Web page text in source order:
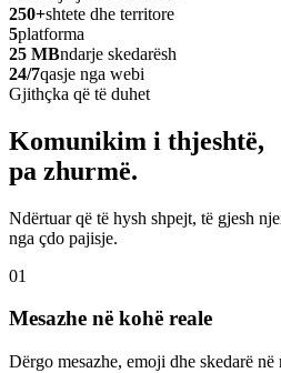
250+shtete dhe territore
5platforma
25 MBndarje skedarësh
24/7qasje nga webi
Gjithçka që të duhet
Komunikim i thjeshtë,
pa zhurmë.
Ndërtuar që të hysh shpejt, të gjesh
nga çdo pajisje.
01
Mesazhe në kohë reale
Dërgo mesazhe, emoji dhe skedarë në